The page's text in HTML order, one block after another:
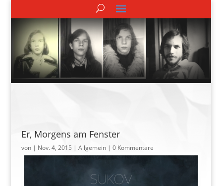
Er, Morgens am Fenster
von | Nov. 4, 2015 | Allgemein | 0 Kommentare